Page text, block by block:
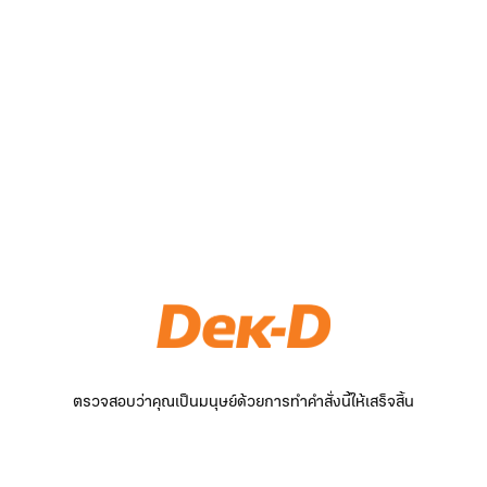
ตรวจสอบว่าคุณเป็นมนุษย์ด้วยการทำคำสั่งนี้ให้เสร็จสิ้น